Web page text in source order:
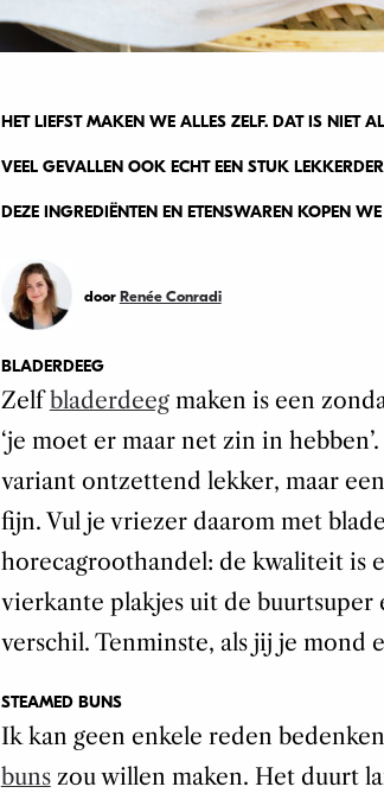
HET LIEFST MAKEN WE ALLES ZELF. DAT IS NIET
VEEL GEVALLEN OOK ECHT EEN STUK
DEZE INGREDIËNTEN EN ETENSWAREN KOPEN
door Renée Conradi
BLADERDEEG
Zelfbladerdeegmaken is een
‘je moet er maar net zin in
variant ontzettend lekker, maar
fijn. Vul je vriezer daarom met
horecagroothandel: de kwaliteit is
vierkante plakjes uit de
verschil. Tenminste, als jij je mond
STEAMED BUNS
Ik kan geen enkele reden
bunszou willen maken. Het duurt